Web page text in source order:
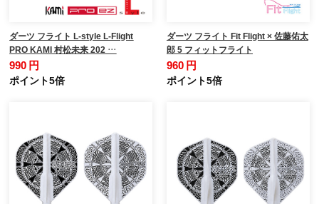
ダーツ フライト L-style L-Flight
PRO KAMI 村松未来 202 …
990 円
ポイント5倍
ダーツ フライト Fit Flight × 佐藤佑太
郎 5 フィットフライト
960 円
ポイント5倍